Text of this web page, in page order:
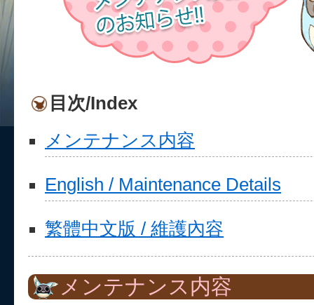
目次/Index
メンテナンス内容
English / Maintenance Details
繁體中文版 / 維護內容
メンテナンス内容